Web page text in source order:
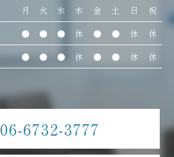
月 火 水 木 金 土 日
祝
● ● ● 休 ● ● 休
休
● ● ● 休 ● ● 休 休
06-6732-3777